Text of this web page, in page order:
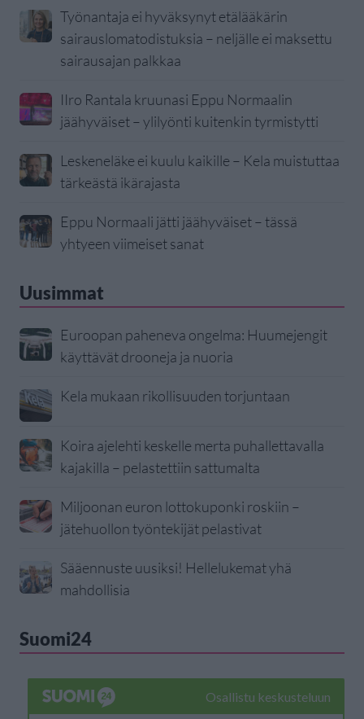
Työnantaja ei hyväksynyt etälääkärin
sairauslomatodistuksia – neljälle ei maksettu
sairausajan palkkaa
IIro Rantala kruunasi Eppu Normaalin
jäähyväiset – ylilyönti kuitenkin tyrmistytti
Leskeneläke ei kuulu kaikille – Kela muistuttaa
tärkeästä ikärajasta
Eppu Normaali jätti jäähyväiset – tässä
yhtyeen viimeiset sanat
Uusimmat
Euroopan paheneva ongelma: Huumejengit
käyttävät drooneja ja nuoria
Kela mukaan rikollisuuden torjuntaan
Koira ajelehti keskelle merta puhallettavalla
kajakilla – pelastettiin sattumalta
Miljoonan euron lottokuponki roskiin –
jätehuollon työntekijät pelastivat
Sääennuste uusiksi! Hellelukemat yhä
mahdollisia
Suomi24